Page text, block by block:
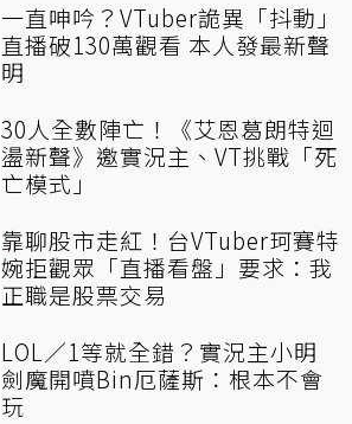
一直呻吟？VTuber詭異「抖動」
直播破130萬觀看 本人發最新聲
明
30人全數陣亡！《艾恩葛朗特迴
盪新聲》邀實況主、VT挑戰「死
亡模式」
靠聊股市走紅！台VTuber珂賽特
婉拒觀眾「直播看盤」要求：我
正職是股票交易
LOL／1等就全錯？實況主小明
劍魔開噴Bin厄薩斯：根本不會
玩